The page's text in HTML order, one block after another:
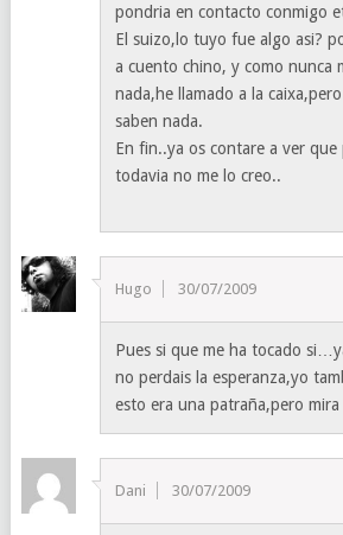
pondria en contacto conmigo
El suizo,lo tuyo fue algo asi?
a cuento chino, y como nunca
nada,he llamado a la
saben nada.
En fin..ya os contare a ver
todavia no me lo creo..
Hugo 30/07/2009
Pues si que me ha tocado
no perdais la esperanza,yo
esto era una patraña,pero
Dani 30/07/2009